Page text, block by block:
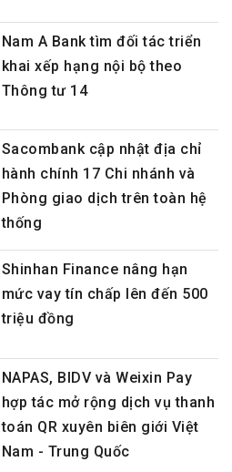
Nam A Bank tìm đối tác triển
khai xếp hạng nội bộ theo
Thông tư 14
Sacombank cập nhật địa chỉ
hành chính 17 Chi nhánh và
Phòng giao dịch trên toàn hệ
thống
Shinhan Finance nâng hạn
mức vay tín chấp lên đến 500
triệu đồng
NAPAS, BIDV và Weixin Pay
hợp tác mở rộng dịch vụ thanh
toán QR xuyên biên giới Việt
Nam - Trung Quốc